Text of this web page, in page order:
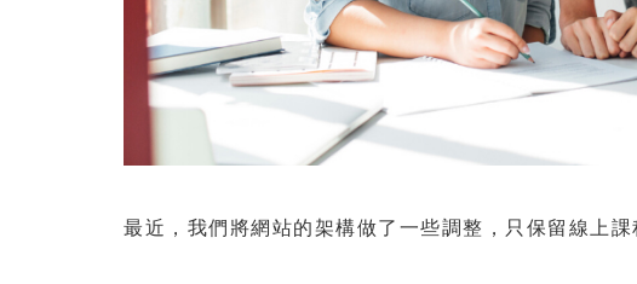
最近，我們將網站的架構做了一些調整，只保留線上